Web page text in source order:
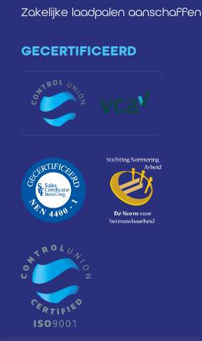
Zakelijke laadpalen aanschaffen
GECERTIFICEERD